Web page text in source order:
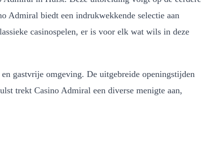
Admiral biedt een indrukwekkende selectie aan
casinospelen, er is voor elk wat wils in deze
gastvrije omgeving. De uitgebreide openingstijden
trekt Casino Admiral een diverse menigte aan,